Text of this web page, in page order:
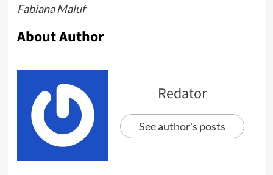
Fabiana Maluf
About Author
Redator
See author's posts